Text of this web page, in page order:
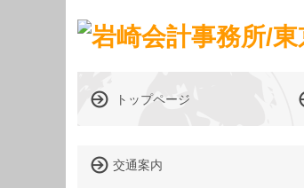
トップページ
交通案内